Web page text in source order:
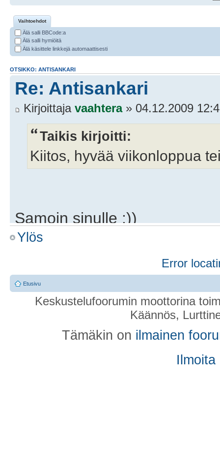
Vaihtoehdot
Älä salli BBCode:a
Älä salli hymiöitä
Älä käsittele linkkejä automaattisesti
OTSIKKO: ANTISANKARI
Re: Antisankari
Kirjoittaja vaahtera» 04.12.2009
Taikis kirjoitti:
Kiitos, hyvää viikonloppua
Samoin sinulle :))
Re: Antisankari
» 04.12.2009 12:45
Umbrella kirjoitti:
Aakkonen lienee
hieman ailahtelevainen.
Ylös
Error
Etusivu
Keskustelufoorumin moottorina
Käännös,
Tämäkin on ilmainen